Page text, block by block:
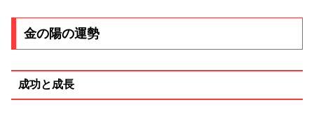
金の陽の運勢
成功と成長